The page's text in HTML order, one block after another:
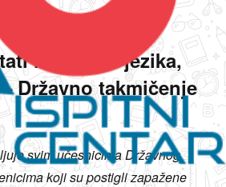
iz stranih jezika,
Državno takmičenje
svim učesnicima Državnog
koji su postigli zapažene